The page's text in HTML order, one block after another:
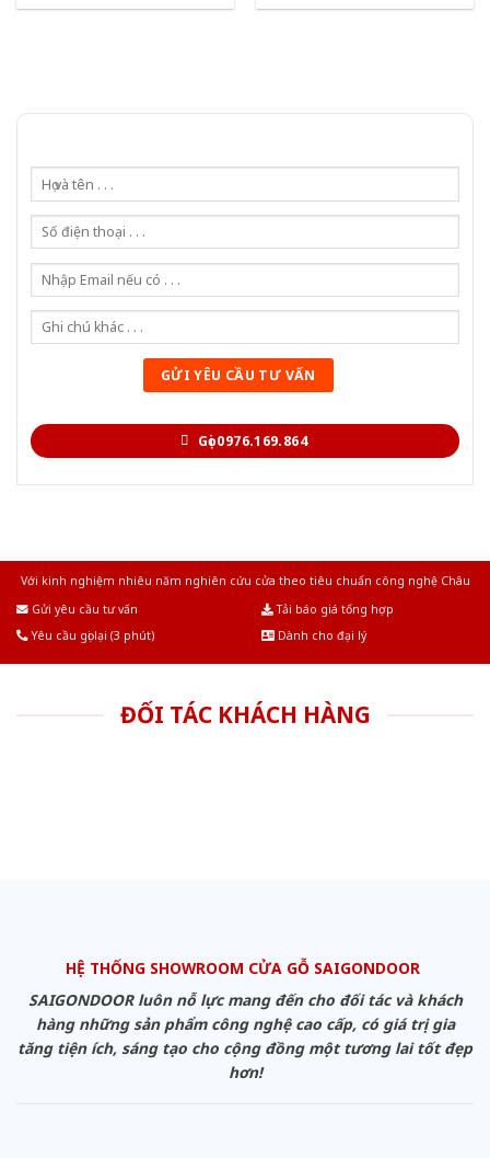
Gọi 0976.169.864
Với kinh nghiệm nhiêu năm nghiên cứu cửa theo tiêu chuẩn công nghệ Châu
Gửi yêu cầu tư vấn
Tải báo giá tổng hợp
Yêu cầu gọi lại (3 phút)
Dành cho đại lý
ĐỐI TÁC KHÁCH HÀNG
HỆ THỐNG SHOWROOM CỬA GỖ SAIGONDOOR
SAIGONDOOR luôn nỗ lực mang đến cho đối tác và khách
hàng những sản phẩm công nghệ cao cấp, có giá trị gia
tăng tiện ích, sáng tạo cho cộng đồng một tương lai tốt đẹp
hơn!